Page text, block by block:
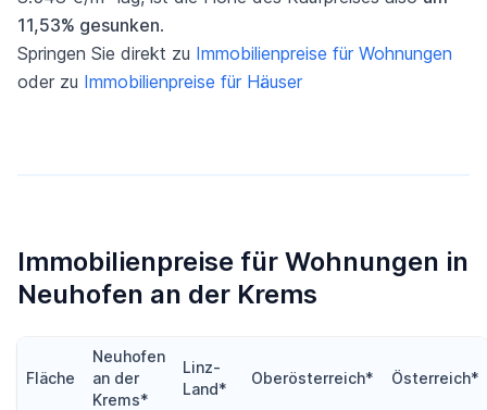
11,53% gesunken.
Springen Sie direkt zu Immobilienpreise für Wohnungen
oder zu Immobilienpreise für Häuser
Immobilienpreise für Wohnungen in
Neuhofen an der Krems
Fläche
Neuhofen
an der
Krems*
Linz-
Land*
Oberösterreich* Österreich*